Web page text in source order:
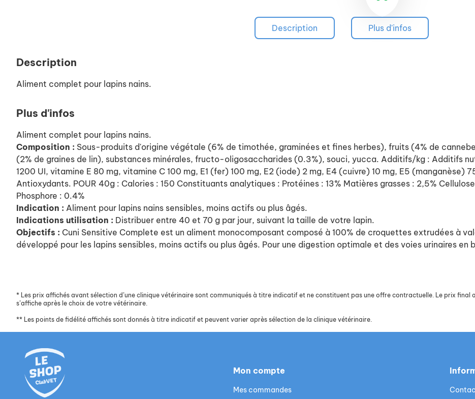
Description Plus d'infos
Description
Aliment complet pour lapins nains.
Plus d'infos
Aliment complet pour lapins nains.
Composition : Sous-produits d'origine végétale (6% de timothée, graminées et fines herbes), fruits (4% de
(2% de graines de lin), substances minérales, fructo-oligosaccharides (0.3%), souci, yucca. Additifs/kg : Additifs
1200 UI, vitamine E 80 mg, vitamine C 100 mg, E1 (fer) 100 mg, E2 (iode) 2 mg, E4 (cuivre) 10 mg, E5 (manganèse)
Antioxydants. POUR 40g : Calories : 150 Constituants analytiques : Protéines : 13% Matières grasses : 2,5%
Phosphore : 0.4%
Indication : Aliment pour lapins nains sensibles, moins actifs ou plus âgés.
Indications utilisation : Distribuer entre 40 et 70 g par jour, suivant la taille de votre lapin.
Objectifs : Cuni Sensitive Complete est un aliment monocomposant composé à 100% de croquettes extrudées à
développé pour les lapins sensibles, moins actifs ou plus âgés. Pour une digestion optimale et des voies urinaires en
* Les prix affichés avant sélection d’une clinique vétérinaire sont communiqués à titre indicatif et ne constituent pas une offre contractuelle. Le prix
s’affiche après le choix de votre vétérinaire.
** Les points de fidélité affichés sont donnés à titre indicatif et peuvent varier après sélection de la clinique vétérinaire.
Mon compte
Mes commandes